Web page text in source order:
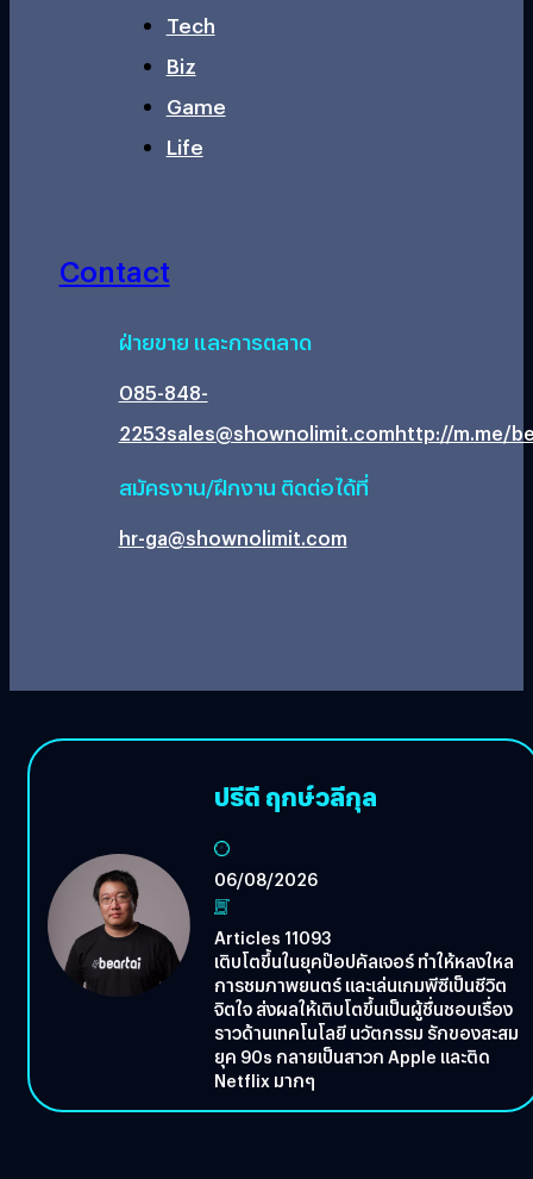
Tech
Biz
Game
Life
Contact
ฝ่ายขาย และการตลาด
085-848-
2253sales@shownolimit.comhttp://m.me/
สมัครงาน/ฝึกงาน ติดต่อได้ที่
hr-ga@shownolimit.com
ปรีดี ฤกษ์วลีกุล
06/08/2026
Articles 11093
เติบโตขึ้นในยุคป๊อปคัลเจอร์ ทำให้หลงใหล
การชมภาพยนตร์ และเล่นเกมพีซีเป็นชีวิต
จิตใจ ส่งผลให้เติบโตขึ้นเป็นผู้ชื่นชอบเรื่อง
ราวด้านเทคโนโลยี นวัตกรรม รักของสะสม
ยุค 90s กลายเป็นสาวก Apple และติด
Netflix มากๆ